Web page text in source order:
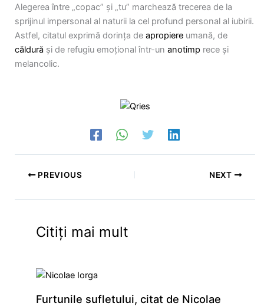
Alegerea între „copac” și „tu” marchează trecerea de la
sprijinul impersonal al naturii la cel profund personal al iubirii.
Astfel, citatul exprimă dorința de apropiere umană, de
căldură și de refugiu emoțional într-un anotimp rece și
melancolic.
PREVIOUS NEXT
Citiți mai mult
Furtunile sufletului, citat de Nicolae